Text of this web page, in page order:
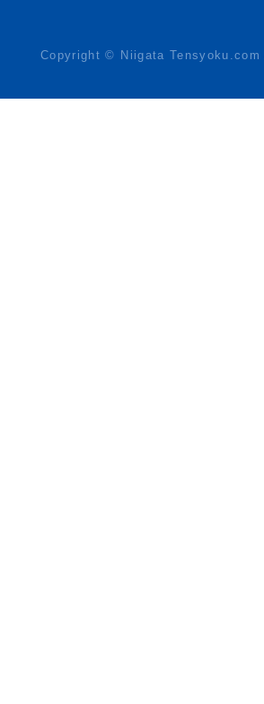
Copyright © Niigata